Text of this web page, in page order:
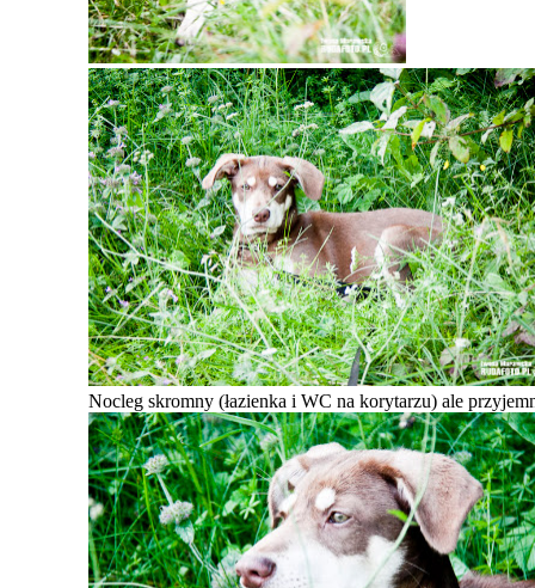
Nocleg skromny (łazienka i WC na korytarzu) ale